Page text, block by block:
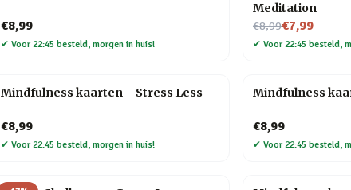
€8,99
✔ Voor 22:45 besteld, morgen in huis!
Meditation
€8,99
Nu voor€7,99
✔ Voor 22:45 besteld,
Mindfulness kaarten – Stress Less
€8,99
✔ Voor 22:45 besteld, morgen in huis!
Mindfulness
€8,99
✔ Voor 22:45 besteld,